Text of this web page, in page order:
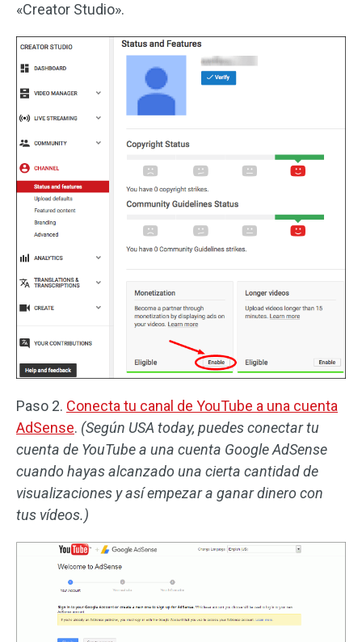
«Creator Studio».
Paso 2. Conecta tu canal de YouTube a una cuenta
AdSense. (Según USA today, puedes conectar tu
cuenta de YouTube a una cuenta Google AdSense
cuando hayas alcanzado una cierta cantidad de
visualizaciones y así empezar a ganar dinero con
tus vídeos.)